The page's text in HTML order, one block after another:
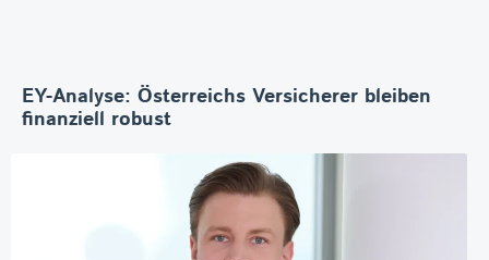
EY-Analyse: Österreichs Versicherer bleiben
finanziell robust